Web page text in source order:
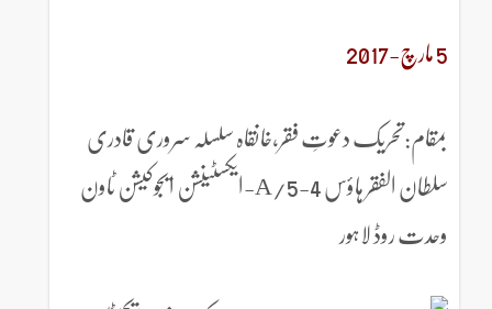
5 مارچ-2017
بمقام:تحریک دعوتِ فقر،خانقاہ سلسلہ سروری قادری
سلطان الفقر ہاؤس 4-5/A-ایکسٹینشن ایجوکیشن ٹاون
وحدت روڈ لاہور